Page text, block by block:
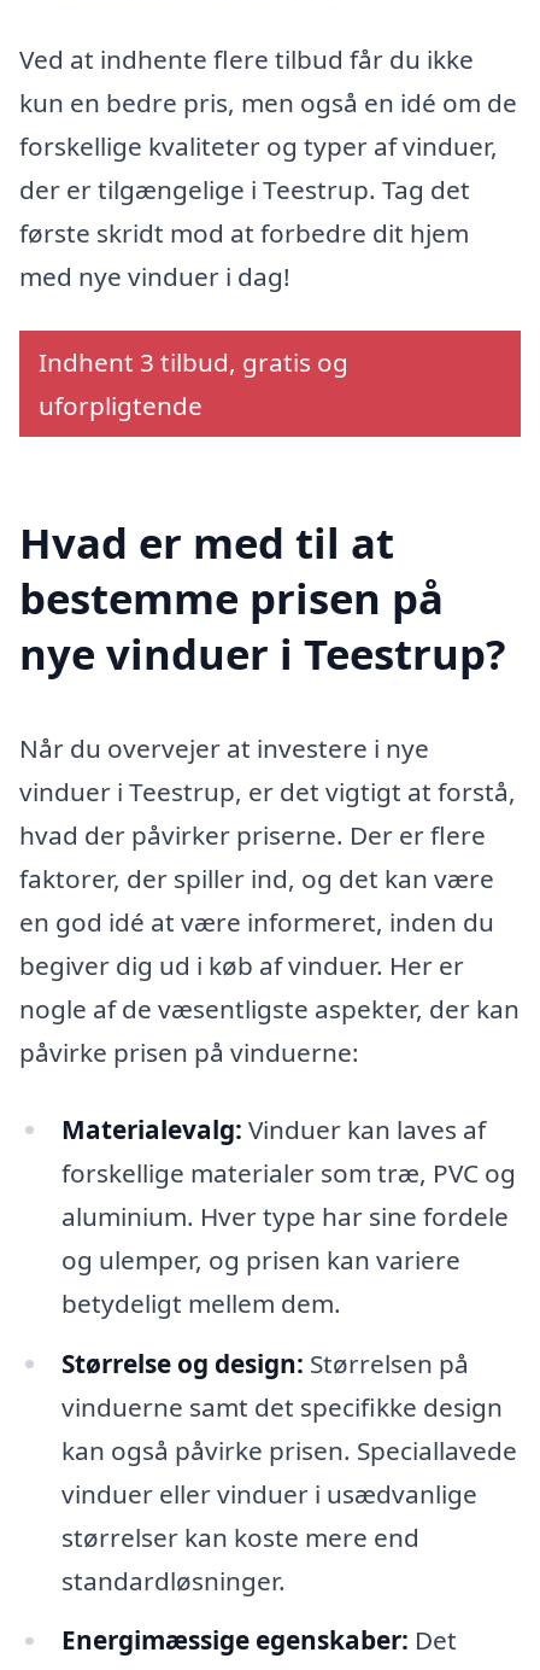
Ved at indhente flere tilbud får du ikke
kun en bedre pris, men også en idé om de
forskellige kvaliteter og typer af vinduer,
der er tilgængelige i Teestrup. Tag det
første skridt mod at forbedre dit hjem
med nye vinduer i dag!
Indhent 3 tilbud, gratis og
uforpligtende
Hvad er med til at
bestemme prisen på
nye vinduer i Teestrup?
Når du overvejer at investere i nye
vinduer i Teestrup, er det vigtigt at forstå,
hvad der påvirker priserne. Der er flere
faktorer, der spiller ind, og det kan være
en god idé at være informeret, inden du
begiver dig ud i køb af vinduer. Her er
nogle af de væsentligste aspekter, der kan
påvirke prisen på vinduerne:
Materialevalg: Vinduer kan laves af
forskellige materialer som træ, PVC og
aluminium. Hver type har sine fordele
og ulemper, og prisen kan variere
betydeligt mellem dem.
Størrelse og design: Størrelsen på
vinduerne samt det specifikke design
kan også påvirke prisen. Speciallavede
vinduer eller vinduer i usædvanlige
størrelser kan koste mere end
standardløsninger.
Energimæssige egenskaber: Det